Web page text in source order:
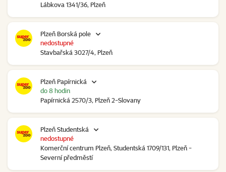
Lábkova 1341/36, Plzeň
Plzeň Borská pole
Stavbařská 3027/4, Plzeň
nedostupné
Plzeň Papírnická
Papírnická 2570/3, Plzeň 2-Slovany
do 8 hodin
Plzeň Studentská
Komerční centrum Plzeň, Studentská 1709/131, Plzeň -
Severní předměstí
nedostupné